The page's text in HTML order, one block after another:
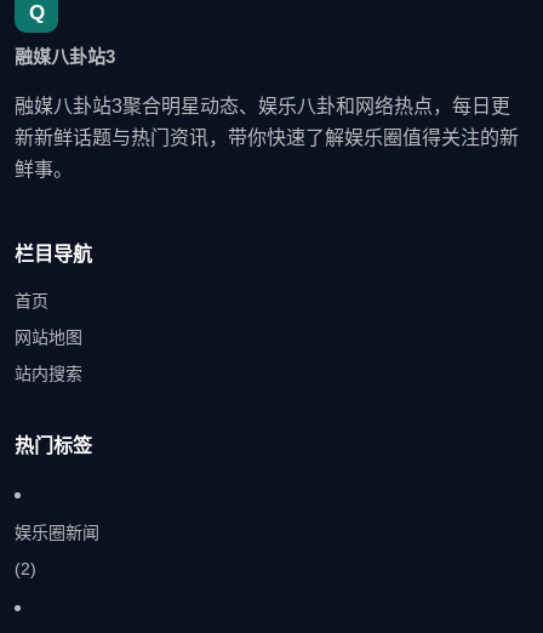
融媒八卦站3
融媒八卦站3聚合明星动态、娱乐八卦和网络热点，每日更
新新鲜话题与热门资讯，带你快速了解娱乐圈值得关注的新
鲜事。
栏目导航
首页
网站地图
站内搜索
热门标签
娱乐圈新闻
(2)